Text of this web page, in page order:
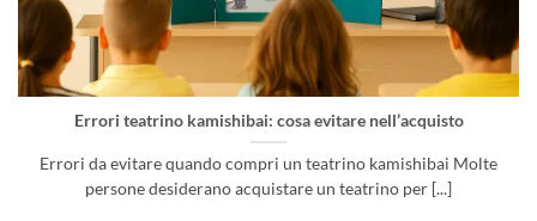
Errori teatrino kamishibai: cosa evitare nell’acquisto
Errori da evitare quando compri un teatrino kamishibai Molte
persone desiderano acquistare un teatrino per [...]